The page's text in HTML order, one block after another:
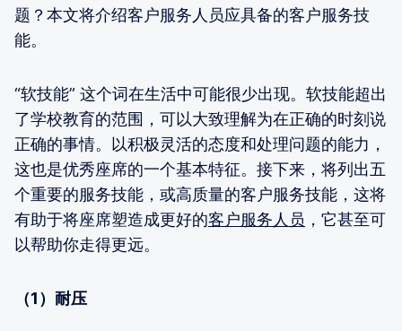
题？本文将介绍客户服务人员应具备的客户服务技
能。
“软技能” 这个词在生活中可能很少出现。软技能超出
了学校教育的范围，可以大致理解为在正确的时刻说
正确的事情。以积极灵活的态度和处理问题的能力，
这也是优秀座席的一个基本特征。接下来，将列出五
个重要的服务技能，或高质量的客户服务技能，这将
有助于将座席塑造成更好的客户服务人员 ，它甚至可
以帮助你走得更远。
（1）耐压